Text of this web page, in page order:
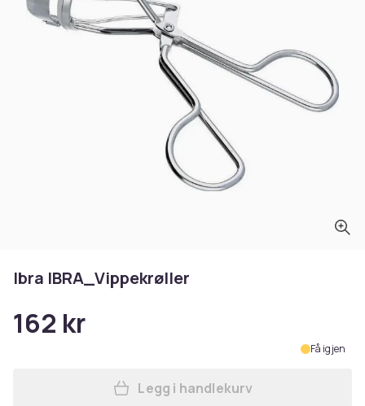
Ibra IBRA_Vippekrøller
162 kr
Få igjen
Legg Ibra
Legg i handlekurv